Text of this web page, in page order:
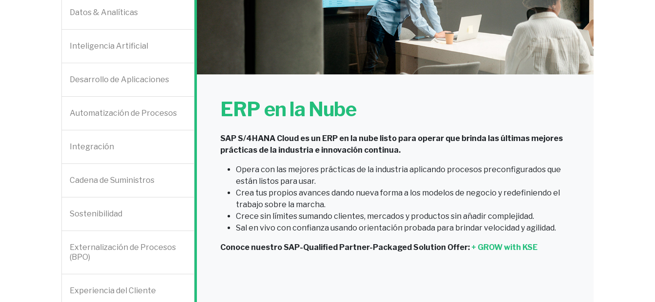
Datos & Analíticas
Inteligencia Artificial
Desarrollo de Aplicaciones
Automatización de Procesos
Integración
Cadena de Suministros
Sostenibilidad
Externalización de Procesos
(BPO)
Experiencia del Cliente
ERP en la Nube
SAP S/4HANA Cloud es un ERP en la nube listo para operar que brinda las últimas mejores
prácticas de la industria e innovación continua.
Opera con las mejores prácticas de la industria aplicando procesos preconfigurados que
están listos para usar.
Crea tus propios avances dando nueva forma a los modelos de negocio y redefiniendo el
trabajo sobre la marcha.
Crece sin límites sumando clientes, mercados y productos sin añadir complejidad.
Sal en vivo con confianza usando orientación probada para brindar velocidad y agilidad.
Conoce nuestro SAP-Qualified Partner-Packaged Solution Offer: + GROW with KSE